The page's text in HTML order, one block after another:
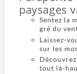
paysages
Sentez la
gré du
Laissez-
sur les
tout là-